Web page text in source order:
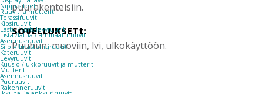
Nippusiteet
Ruuvit ja mutterit
Terassiruuvit
Kipsiruuvit
Lastu-/kuitulevyruuvit
Lista-/lattia-/laminaattiruuvit
Asennusruuvit
Siipi-/ilmastointiruuvit
Kateruuvit
Levyruuvit
Kuusio-/lukkoruuvit ja mutterit
Mutterit
Asennusruuvit
Puuruuvit
Rakenneruuvit
puurakenteisiin.
SOVELLUKSETt:
Puuhun, muoviin, lvi, ulkokäyttöön.